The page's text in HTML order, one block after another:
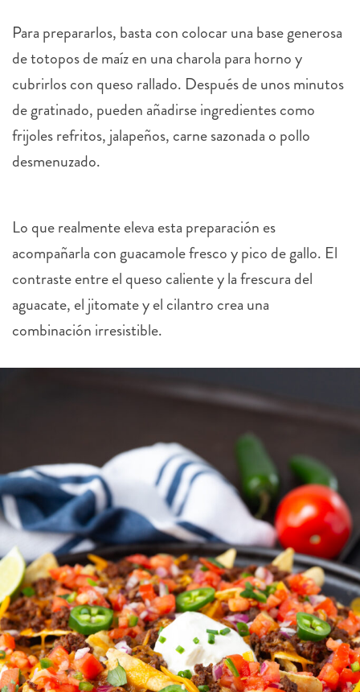
Para prepararlos, basta con colocar una base generosa
de totopos de maíz en una charola para horno y
cubrirlos con queso rallado. Después de unos minutos
de gratinado, pueden añadirse ingredientes como
frijoles refritos, jalapeños, carne sazonada o pollo
desmenuzado.
Lo que realmente eleva esta preparación es
acompañarla con guacamole fresco y pico de gallo. El
contraste entre el queso caliente y la frescura del
aguacate, el jitomate y el cilantro crea una
combinación irresistible.